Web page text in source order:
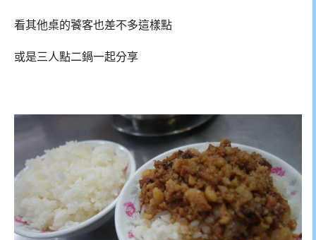
看其他桌的饕客也差不多這樣點
或是三人點二鍋一起分享